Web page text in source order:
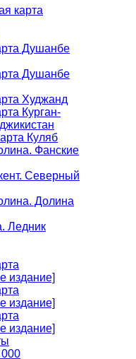
карта
Душанбе
Душанбе
Худжанд
Курган-
Куляб
Фанские
Северный
Долина
Ледник
издание]
издание]
издание]